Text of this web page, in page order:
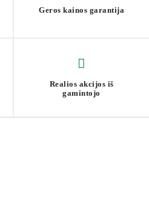
Geros kainos garantija
Realios akcijos iš
gamintojo